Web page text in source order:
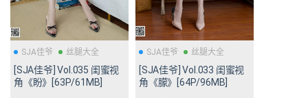
SJA佳爷 丝腿大全
[SJA佳爷] Vol.035 闺蜜视
角《盼》[63P/61MB]
SJA佳爷 丝腿大全
[SJA佳爷] Vol.033 闺蜜视
角《朦》[64P/96MB]